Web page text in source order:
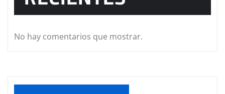
No hay comentarios que mostrar.